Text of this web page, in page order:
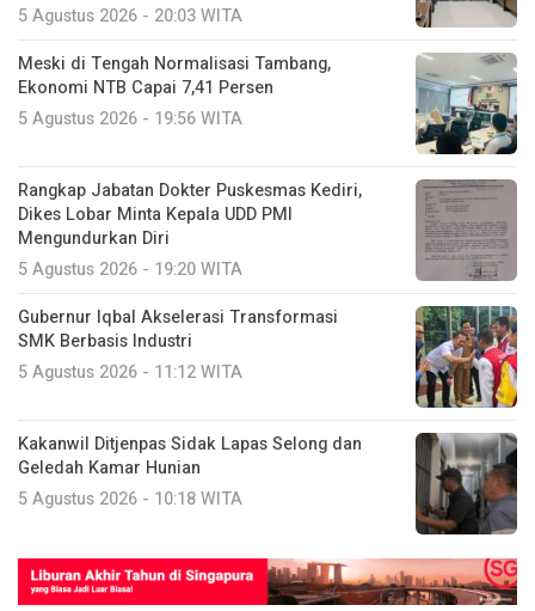
5 Agustus 2026 - 20:03 WITA
Meski di Tengah Normalisasi Tambang,
Ekonomi NTB Capai 7,41 Persen
5 Agustus 2026 - 19:56 WITA
Rangkap Jabatan Dokter Puskesmas Kediri,
Dikes Lobar Minta Kepala UDD PMI
Mengundurkan Diri
5 Agustus 2026 - 19:20 WITA
Gubernur Iqbal Akselerasi Transformasi
SMK Berbasis Industri
5 Agustus 2026 - 11:12 WITA
Kakanwil Ditjenpas Sidak Lapas Selong dan
Geledah Kamar Hunian
5 Agustus 2026 - 10:18 WITA